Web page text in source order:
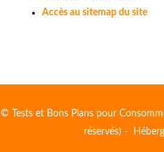
Accès au sitemap du site
© Tests et Bons Plans pour
réservés) -